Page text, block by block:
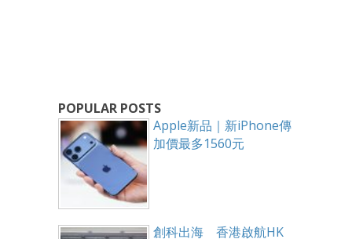
POPULAR POSTS
Apple新品｜新iPhone傳
加價最多1560元
創科出海 香港啟航HK